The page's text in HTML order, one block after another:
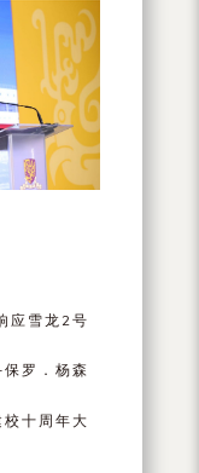
应雪龙2号
罗．杨森
十周年大